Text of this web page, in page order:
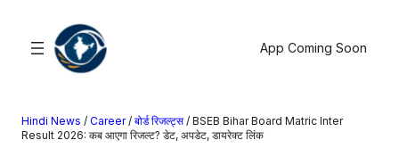
खोजें
App Coming Soon
Hindi News / Career/ बोर्ड रिजल्ट्स / BSEB Bihar Board Matric Inter
Result 2026: कब आएगा रिजल्ट? डेट, अपडेट, डायरेक्ट लिंक